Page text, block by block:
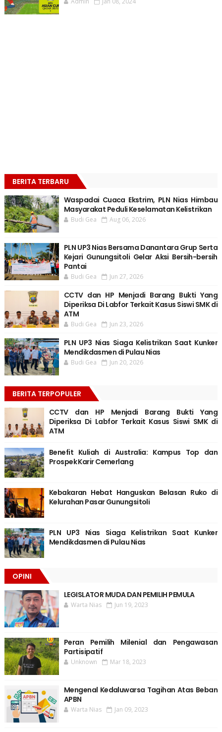
BERITA TERBARU
Waspadai Cuaca Ekstrim, PLN Nias Himbau
Masyarakat Peduli Keselamatan Kelistrikan
Budi Gea Aug 06, 2026
PLN UP3 Nias Bersama Danantara Grup Serta
Kejari Gunungsitoli Gelar Aksi Bersih-bersih
Pantai
Budi Gea Jun 27, 2026
CCTV dan HP Menjadi Barang Bukti Yang
Diperiksa Di Labfor Terkait Kasus Siswi SMK di
ATM
Budi Gea Jun 23, 2026
PLN UP3 Nias Siaga Kelistrikan Saat Kunker
Mendikdasmen di Pulau Nias
Budi Gea Jun 20, 2026
BERITA TERPOPULER
CCTV dan HP Menjadi Barang Bukti Yang
Diperiksa Di Labfor Terkait Kasus Siswi SMK di
ATM
Benefit Kuliah di Australia: Kampus Top dan
Prospek Karir Cemerlang
Kebakaran Hebat Hanguskan Belasan Ruko di
Kelurahan Pasar Gunungsitoli
PLN UP3 Nias Siaga Kelistrikan Saat Kunker
Mendikdasmen di Pulau Nias
OPINI
LEGISLATOR MUDA DAN PEMILIH PEMULA
Warta Nias Jun 19, 2023
Peran Pemilih Milenial dan Pengawasan
Partisipatif
Unknown Mar 18, 2023
Mengenal Kedaluwarsa Tagihan Atas Beban
APBN
Warta Nias Jan 09, 2023